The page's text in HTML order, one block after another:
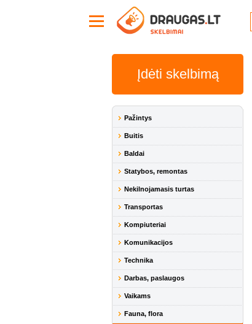
Įdėti skelbimą
Pažintys
Buitis
Baldai
Statybos, remontas
Nekilnojamasis turtas
Transportas
Kompiuteriai
Komunikacijos
Technika
Darbas, paslaugos
Vaikams
Fauna, flora